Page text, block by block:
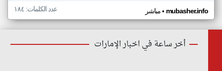
مباشر• mubasher.info عدد الكلمات: ١٨٤
أخر ساعة في اخبار الإمارات